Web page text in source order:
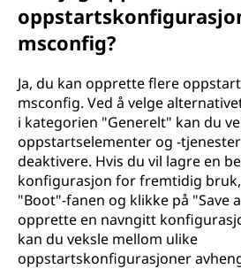
msconfig?
Ja, du kan opprette flere
msconfig. Ved å velge
i kategorien "Generelt" kan du
oppstartselementer og -
deaktivere. Hvis du vil lagre en
konfigurasjon for fremtidig
"Boot"-fanen og klikke på "Save
opprette en navngitt
kan du veksle mellom ulike
oppstartskonfigurasjoner